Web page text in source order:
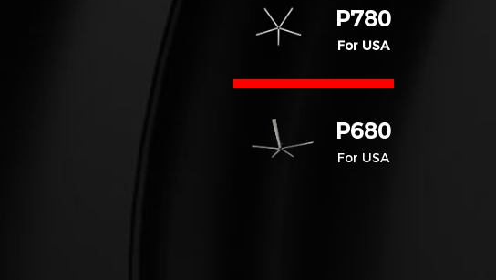
P780
For USA
P680
For USA